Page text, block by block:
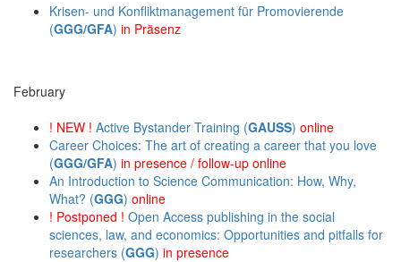
Krisen- und Konfliktmanagement für Promovierende
(GGG/GFA) in Präsenz
February
! NEW ! Active Bystander Training (GAUSS) online
Career Choices: The art of creating a career that you love
(GGG/GFA) in presence / follow-up online
An Introduction to Science Communication: How, Why,
What? (GGG) online
! Postponed ! Open Access publishing in the social
sciences, law, and economics: Opportunities and pitfalls for
researchers (GGG) in presence